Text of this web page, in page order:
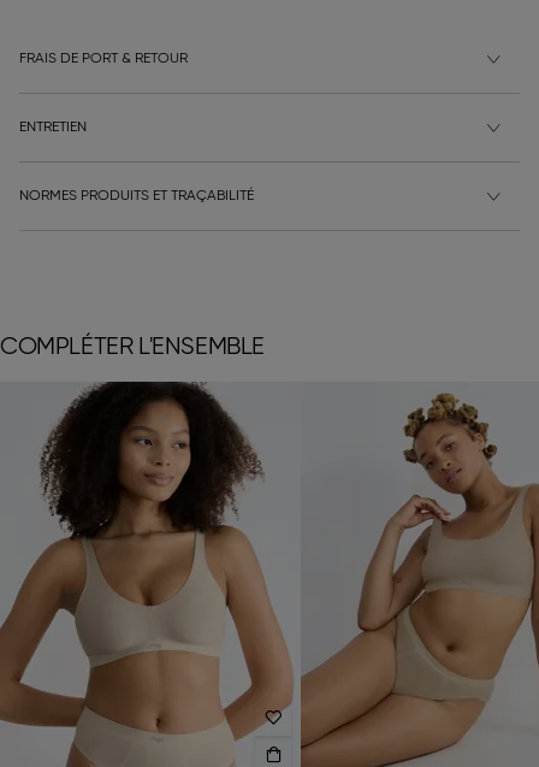
FRAIS DE PORT & RETOUR
ENTRETIEN
NORMES PRODUITS ET TRAÇABILITÉ
COMPLÉTER L'ENSEMBLE